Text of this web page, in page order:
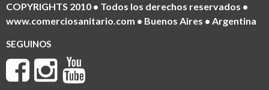
COPYRIGHTS 2010 • Todos los derechos reservados •
www.comerciosanitario.com • Buenos Aires • Argentina
SEGUINOS